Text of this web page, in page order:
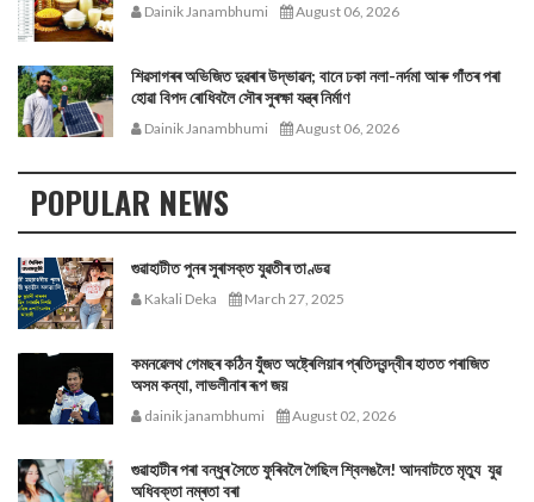
Dainik Janambhumi August 06, 2026
শিৱসাগৰৰ অভিজিত দুৱৰাৰ উদ্ভাৱন; বানে ঢকা নলা-নৰ্দমা আৰু গাঁতৰ পৰা
হোৱা বিপদ ৰোধিবলৈ সৌৰ সুৰক্ষা যন্ত্ৰ নিৰ্মাণ
Dainik Janambhumi August 06, 2026
POPULAR NEWS
গুৱাহাটীত পুনৰ সুৰাসক্ত যুৱতীৰ তাণ্ডৱ
Kakali Deka March 27, 2025
কমনৱেলথ গেমছৰ কঠিন যুঁজত অষ্ট্ৰেলিয়াৰ প্ৰতিদ্বন্দ্বীৰ হাতত পৰাজিত
অসম কন্যা, লাভলীনাৰ ৰূপ জয়
dainik janambhumi August 02, 2026
গুৱাহাটীৰ পৰা বন্ধুৰ সৈতে ফুৰিবলৈ গৈছিল শ্বিলঙলৈ! আদবাটতে মৃত্যু যুৱ
অধিবক্তা নম্ৰতা বৰা